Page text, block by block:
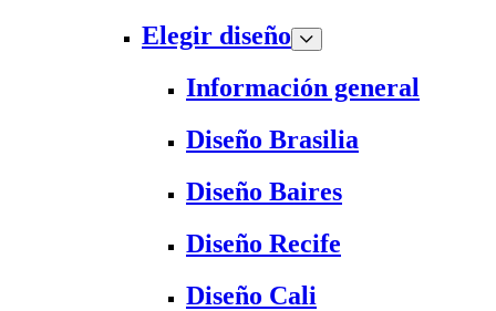
Elegir diseño
Información general
Diseño Brasilia
Diseño Baires
Diseño Recife
Diseño Cali